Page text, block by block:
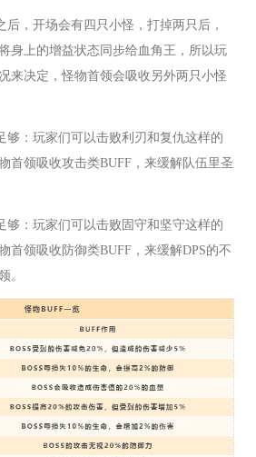
，开场会有四只小怪，打掉两只后，
身上的增益状态同步给血角王，所以玩
来决定，怪物首领会吸收另外两只小怪
：玩家们可以击败利刃和复仇这样的
首领吸收攻击类BUFF，来缓解队伍里圣
：玩家们可以击败固守和坚守这样的
首领吸收防御类BUFF，来缓解DPS的不
。